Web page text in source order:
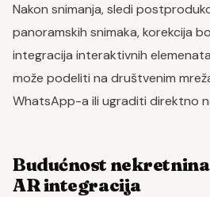
Nakon snimanja, sledi
panoramskih snimaka, korekcija
integracija interaktivnih
može podeliti na društvenim
WhatsApp-a ili ugraditi direktno
Budućnost nekretnina
AR integracija